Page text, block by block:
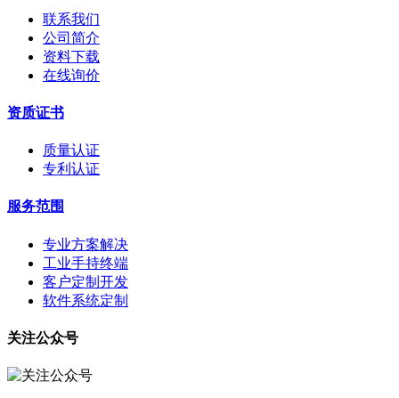
联系我们
公司简介
资料下载
在线询价
资质证书
质量认证
专利认证
服务范围
专业方案解决
工业手持终端
客户定制开发
软件系统定制
关注公众号